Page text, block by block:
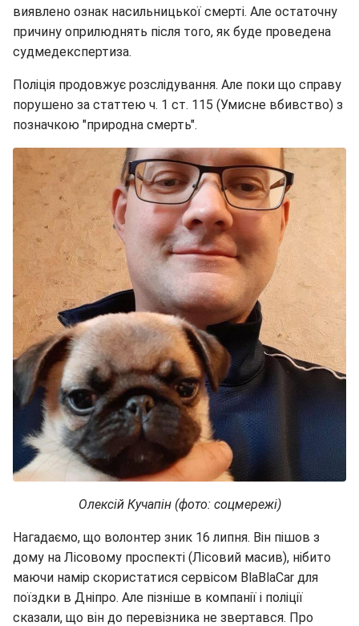
виявлено ознак насильницької смерті. Але остаточну
причину оприлюднять після того, як буде проведена
судмедекспертиза.
Поліція продовжує розслідування. Але поки що справу
порушено за статтею ч. 1 ст. 115 (Умисне вбивство) з
позначкою "природна смерть".
Олексій Кучапін (фото: соцмережі)
Нагадаємо, що волонтер зник 16 липня. Він пішов з
дому на Лісовому проспекті (Лісовий масив), нібито
маючи намір скористатися сервісом BlaBlaCar для
поїздки в Дніпро. Але пізніше в компанії і поліції
сказали, що він до перевізника не звертався. Про